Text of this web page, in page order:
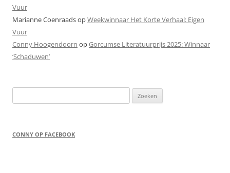
Vuur
Marianne CoenraadsopWeekwinnaar Het Korte Verhaal: Eigen
Vuur
Conny Hoogendoorn opGorcumse Literatuurprijs 2025: Winnaar
‘Schaduwen’
naar:
CONNY OP FACEBOOK